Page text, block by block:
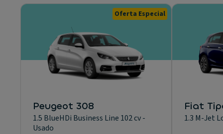
Oferta Especial
Peugeot 308
1.5 BlueHDi Business Line 102 cv -
Usado
Fiat
1.3 M-Jet